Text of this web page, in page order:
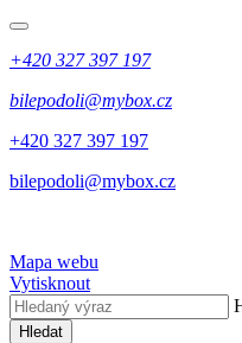
+420 327 397 197
bilepodoli@mybox.cz
+420 327 397 197
bilepodoli@mybox.cz
Mapa webu
Vytisknout
Hledat